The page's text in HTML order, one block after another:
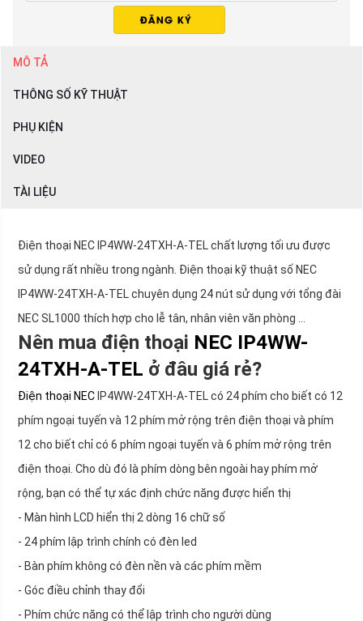
MÔ TẢ
THÔNG SỐ KỸ THUẬT
PHỤ KIỆN
VIDEO
TÀI LIỆU
Điện thoại NEC IP4WW-24TXH-A-TEL chất lượng tối ưu được
sử dụng rất nhiều trong ngành. Điện thoại kỹ thuật số NEC
IP4WW-24TXH-A-TEL chuyên dụng 24 nút sử dụng với tổng đài
NEC SL1000 thích hợp cho lễ tân, nhân viên văn phòng ...
Nên mua điện thoại NEC IP4WW-
24TXH-A-TEL ở đâu giá rẻ?
Điện thoại NEC IP4WW-24TXH-A-TEL có 24 phím cho biết có 12
phím ngoại tuyến và 12 phím mở rộng trên điện thoại và phím
12 cho biết chỉ có 6 phím ngoại tuyến và 6 phím mở rộng trên
điện thoại. Cho dù đó là phím dòng bên ngoài hay phím mở
rộng, bạn có thể tự xác định chức năng được hiển thị
- Màn hình LCD hiển thị 2 dòng 16 chữ số
- 24 phím lập trình chính có đèn led
- Bàn phím không có đèn nền và các phím mềm
- Góc điều chỉnh thay đổi
- Phím chức năng có thể lập trình cho người dùng